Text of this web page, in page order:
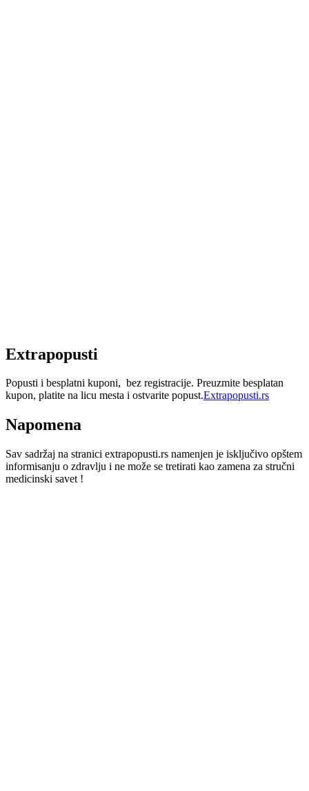
Extrapopusti
Popusti i besplatni kuponi, bez registracije. Preuzmite besplatan
kupon, platite na licu mesta i ostvarite popust.Extrapopusti.rs
Napomena
Sav sadržaj na stranici extrapopusti.rs namenjen je isključivo opštem
informisanju o zdravlju i ne može se tretirati kao zamena za stručni
medicinski savet !